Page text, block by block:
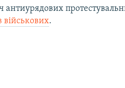
антиурядових
військових.